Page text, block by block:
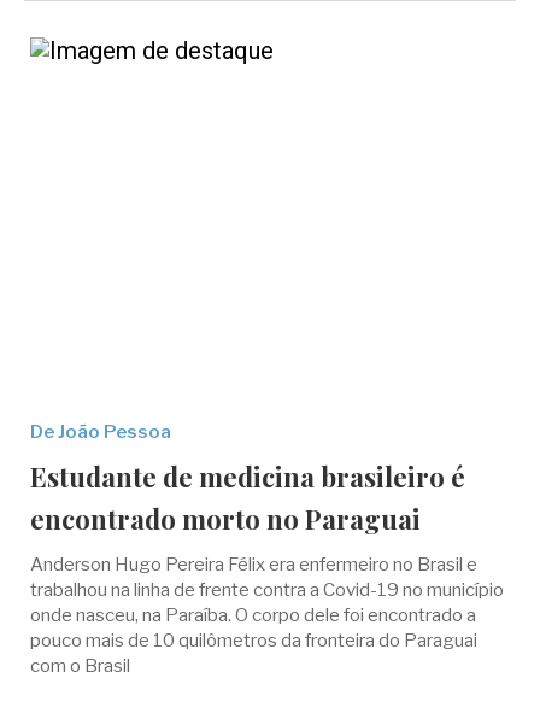
De João Pessoa
Estudante de medicina brasileiro é
encontrado morto no Paraguai
Anderson Hugo Pereira Félix era enfermeiro no Brasil e
trabalhou na linha de frente contra a Covid-19 no município
onde nasceu, na Paraíba. O corpo dele foi encontrado a
pouco mais de 10 quilômetros da fronteira do Paraguai
com o Brasil